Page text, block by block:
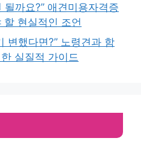
까요?” 애견미용자격증
현실적인 조언
변했다면?” 노령견과 함
실질적 가이드